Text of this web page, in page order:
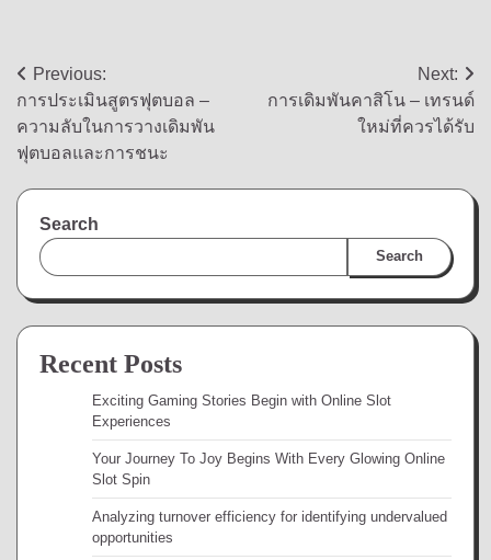
Post
navigation
Previous:
การประเมินสูตรฟุตบอล –
ความลับในการวางเดิมพัน
ฟุตบอลและการชนะ
Next:
การเดิมพันคาสิโน – เทรนด์
ใหม่ที่ควรได้รับ
Search
Search
Recent Posts
Exciting Gaming Stories Begin with Online Slot
Experiences
Your Journey To Joy Begins With Every Glowing Online
Slot Spin
Analyzing turnover efficiency for identifying undervalued
opportunities